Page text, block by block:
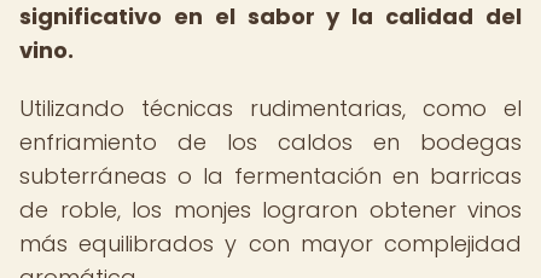
significativo en el sabor y la calidad del
vino.
Utilizando técnicas rudimentarias, como el
enfriamiento de los caldos en bodegas
subterráneas o la fermentación en barricas
de roble, los monjes lograron obtener vinos
más equilibrados y con mayor complejidad